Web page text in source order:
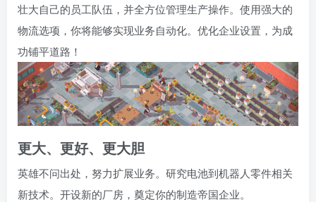
壮大自己的员工队伍，并全方位管理生产操作。使用强大的
物流选项，你将能够实现业务自动化。优化企业设置，为成
功铺平道路！
更大、更好、更大胆
英雄不问出处，努力扩展业务。研究电池到机器人零件相关
新技术。开设新的厂房，奠定你的制造帝国企业。